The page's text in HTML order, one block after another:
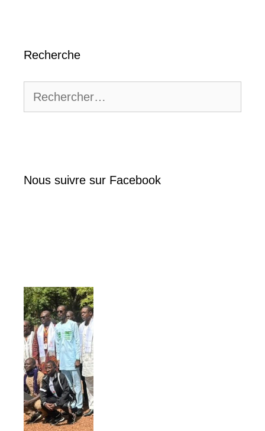
Recherche
Nous suivre sur Facebook